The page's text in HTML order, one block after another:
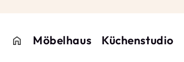
Möbelhaus Küchenstudio